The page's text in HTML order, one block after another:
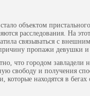
объектом
расследования. На
связываться с
пропажи девушки и
что городом завладели
свободу и получения
которые находятся в